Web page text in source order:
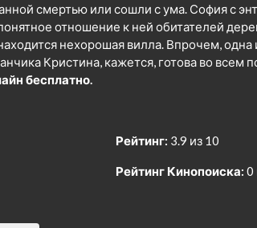
смертью или сошли с ума. София с
отношение к ней обитателей
нехорошая вилла. Впрочем, одна
Кристина, кажется, готова во всем
бесплатно.
Рейтинг: 3.9 из 10
Рейтинг Кинопоиска: 0